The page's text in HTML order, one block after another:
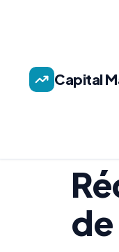
Capital